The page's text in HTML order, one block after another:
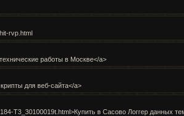
rvp.html
работы в Москве</a>
для веб-сайта</a>
T3_30100019t.html>Купить в Сасово Логгер данных